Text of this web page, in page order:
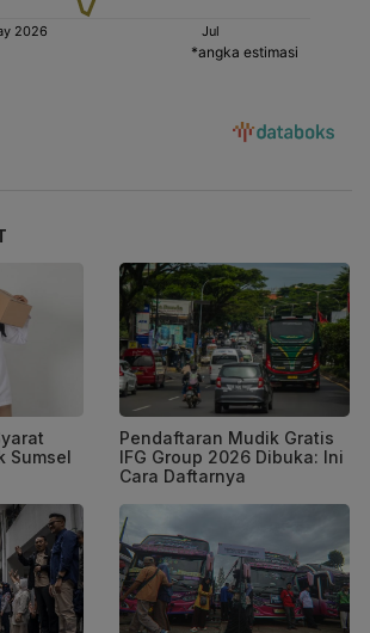
Sumsel
Pendaftaran Mudik Gratis
IFG Group 2026 Dibuka: Ini
Cara Daftarnya